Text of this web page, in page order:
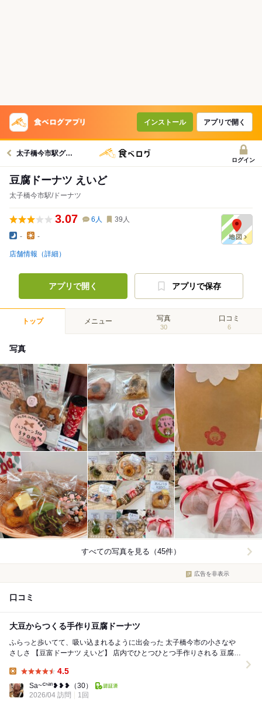
インストール アプリで開く
太子橋今市駅グルメへ
ログイン
豆腐ドーナツ えいど
太子橋今市駅/ドーナツ
3.07 6 人 39 人
- -
店舗情報（詳細）
アプリで開く アプリで保存
トップ メニュー 写真
30
口コミ
6
写真
すべての写真を見る（45件）
広告を非表示
口コミ
大豆からつくる手作り豆腐ドーナツ
ふらっと歩いてて、吸い込まれるように出会った 太子橋今市の小さなや
さしさ 【豆富ドーナツ えいど】 店内でひとつひとつ手作りされる 豆腐と
4.5
Sa~ᒼᑋªⁿ❥❥❥ （30）
2026/04 訪問
1回